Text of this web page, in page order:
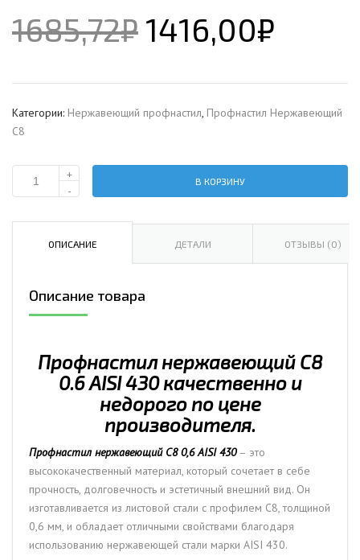
1685,72₽ 1416,00₽
Категории: Нержавеющий профнастил Профнастил Hержавеющий
С8
Количество
нержавеющий
430
+
-
В КОРЗИНУ
ОПИСАНИЕ ДЕТАЛИ ОТЗЫВЫ (0)
Описание товара
Профнастил нержавеющий С8
0.6 AISI 430 качественно и
недорого по цене
производителя.
Профнастил нержавеющий С8 0,6 AISI 430– это
высококачественный материал, который сочетает в себе
прочность, долговечность и эстетичный внешний вид. Он
изготавливается из листовой стали с профилем С8, толщиной
0,6 мм, и обладает отличными свойствами благодаря
использованию нержавеющей стали марки AISI 430.